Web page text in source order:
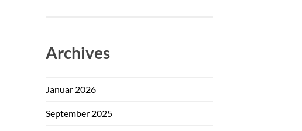
Archives
Januar 2026
September 2025